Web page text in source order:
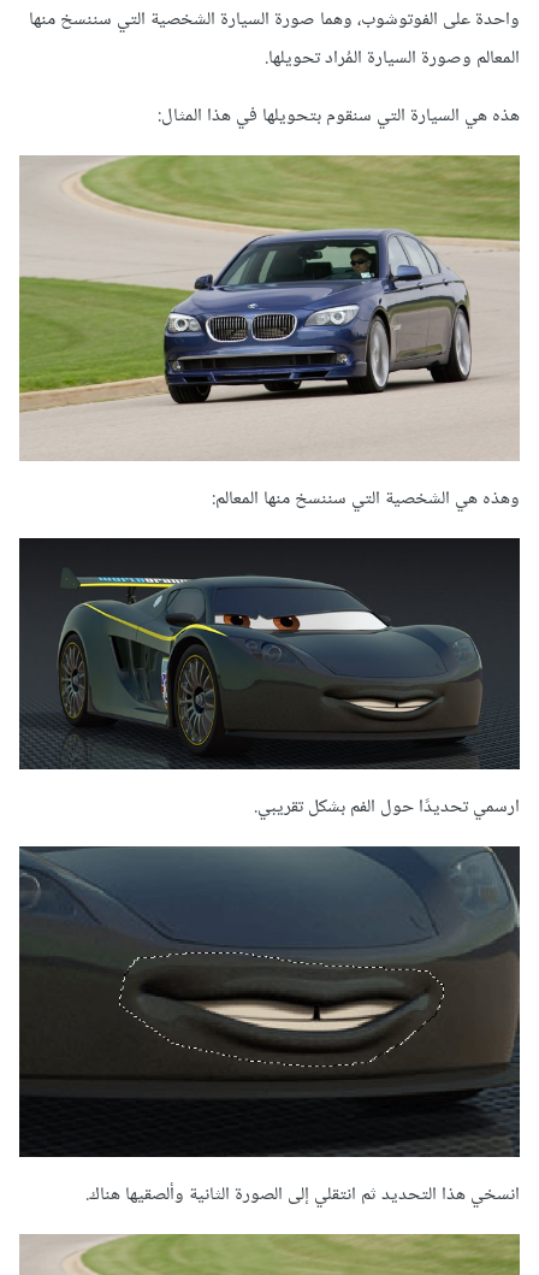
واحدة على الفوتوشوب، وهما صورة السيارة الشخصية التي سننسخ منها
المعالم وصورة السيارة المُراد تحويلها.
هذه هي السيارة التي سنقوم بتحويلها في هذا المثال:
وهذه هي الشخصية التي سننسخ منها المعالم:
ارسمي تحديدًا حول الفم بشكل تقريبي.
انسخي هذا التحديد ثم انتقلي إلى الصورة الثانية وألصقيها هناك.